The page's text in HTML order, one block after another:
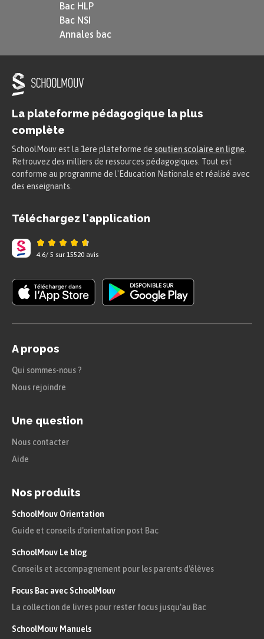
Bac HLP
Bac NSI
Annales bac
La plateforme pédagogique la plus
complète
SchoolMouv est la 1ere plateforme de soutien scolaire en ligne
Retrouvez des milliers de ressources pédagogiques. Tout est
conforme au programme de l'Education Nationale et réalisé avec
des enseignants.
Téléchargez l'application
4.6/ 5 sur 15520 avis
A propos
Qui sommes-nous ?
Nous rejoindre
Une question
Nous contacter
Aide
Nos produits
SchoolMouv Orientation
Guide et conseils d'orientation post Bac
SchoolMouv Le blog
Conseils et accompagnement pour les parents d'élèves
Focus Bac avec SchoolMouv
La collection de livres pour rester focus jusqu'au Bac
SchoolMouv Manuels